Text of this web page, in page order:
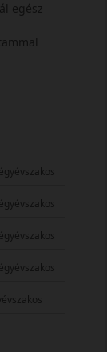
egész